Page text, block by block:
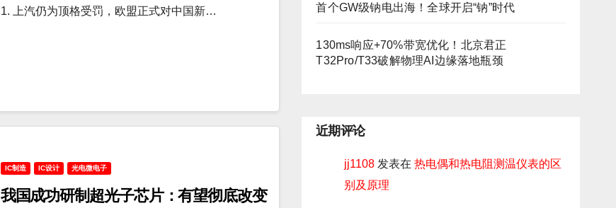
1. 上汽仍为顶格受罚，欧盟正式对中国新…
IC制造 IC设计 光电微电子
我国成功研制超光子芯片：有望彻底改变
首个GW级钠电出海！全球开启“钠”时代
130ms响应+70%带宽优化！北京君正
T32Pro/T33破解物理AI边缘落地瓶颈
近期评论
jj1108 发表在热电偶和热电阻测温仪表的区
别及原理